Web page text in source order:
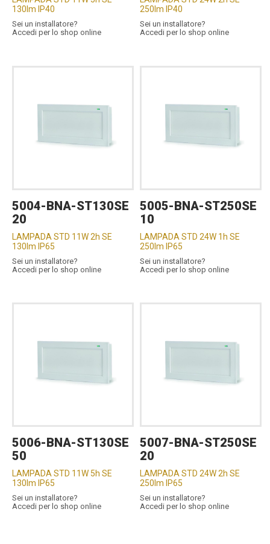
130lm IP40
Sei un installatore?
Accedi per lo shop online
250lm IP40
Sei un installatore?
Accedi per lo shop online
5004-BNA-ST130SE
20
LAMPADA STD 11W 2h SE
130lm IP65
Sei un installatore?
Accedi per lo shop online
5005-BNA-ST250SE
10
LAMPADA STD 24W 1h SE
250lm IP65
Sei un installatore?
Accedi per lo shop online
5006-BNA-ST130SE
50
LAMPADA STD 11W 5h SE
130lm IP65
Sei un installatore?
Accedi per lo shop online
5007-BNA-ST250SE
20
LAMPADA STD 24W 2h SE
250lm IP65
Sei un installatore?
Accedi per lo shop online